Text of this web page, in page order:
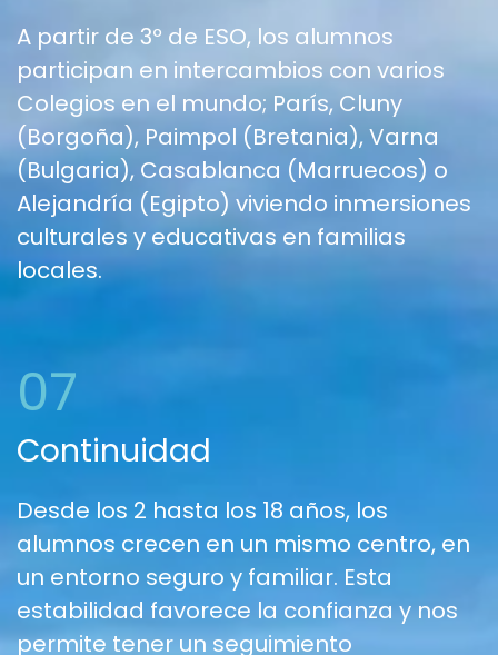
A partir de 3º de ESO, los alumnos
participan en intercambios con varios
Colegios en el mundo; París, Cluny
(Borgoña), Paimpol (Bretania), Varna
(Bulgaria), Casablanca (Marruecos) o
Alejandría (Egipto) viviendo inmersiones
culturales y educativas en familias
locales.
07
Continuidad
Desde los 2 hasta los 18 años, los
alumnos crecen en un mismo centro, en
un entorno seguro y familiar. Esta
estabilidad favorece la confianza y nos
permite tener un seguimiento